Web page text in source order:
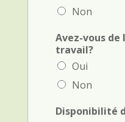
Non
Avez-vous de
travail?
Oui
Non
Disponibilité